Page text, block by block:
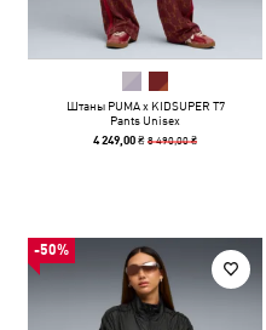
Штаны PUMA x KIDSUPER T7
Pants Unisex
4 249,00 ₴8 490,00 ₴
-50%